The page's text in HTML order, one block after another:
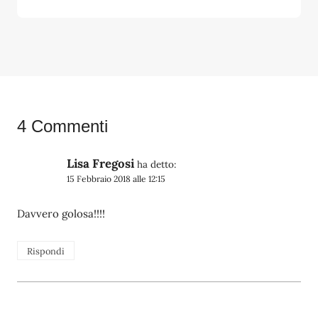
4 Commenti
Lisa Fregosi ha detto:
15 Febbraio 2018 alle 12:15
Davvero golosa!!!!
Rispondi